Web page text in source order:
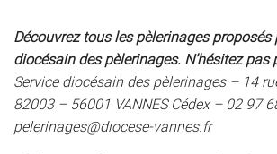
Découvrez tous les pèlerinages proposés
diocésain des pèlerinages. N’hésitez pas
Service diocésain des pèlerinages –14
82003 – 56001 VANNES Cédex –02 97
pelerinages@diocese-vannes.fr